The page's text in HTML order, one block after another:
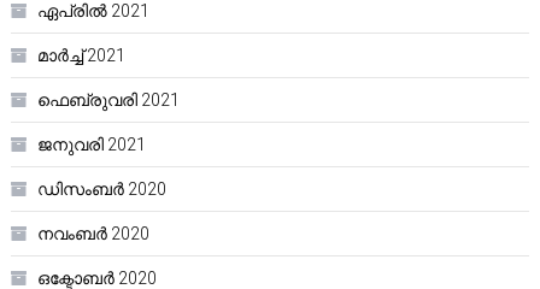
ഏപ്രിൽ 2021
മാർച്ച്‌ 2021
ഫെബ്രുവരി 2021
ജനുവരി 2021
ഡിസംബർ 2020
നവംബർ 2020
ഒക്ടോബർ 2020